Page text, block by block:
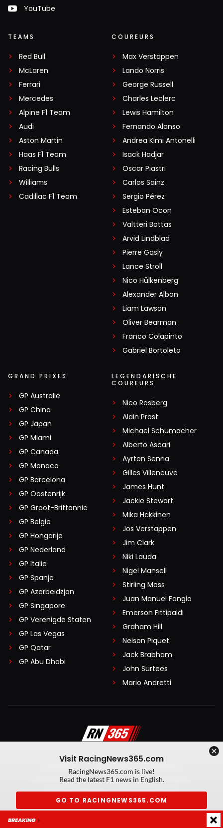
YouTube
TEAMS
Red Bull
McLaren
Ferrari
Mercedes
Alpine F1 Team
Audi
Aston Martin
Haas F1 Team
Racing Bulls
Williams
Cadillac F1 Team
COUREURS
Max Verstappen
Lando Norris
George Russell
Charles Leclerc
Lewis Hamilton
Fernando Alonso
Andrea Kimi Antonelli
Isack Hadjar
Oscar Piastri
Carlos Sainz
Sergio Pérez
Esteban Ocon
Valtteri Bottas
Arvid Lindblad
Pierre Gasly
Lance Stroll
Nico Hülkenberg
Alexander Albon
Liam Lawson
Oliver Bearman
Franco Colapinto
Gabriel Bortoleto
GRAND PRIXES
GP Australië
GP China
GP Japan
GP Miami
GP Canada
GP Monaco
GP Barcelona
GP Oostenrijk
GP Groot-Brittannië
GP België
GP Hongarije
GP Nederland
GP Italië
GP Spanje
GP Azerbeidzjan
GP Singapore
GP Verenigde Staten
GP Las Vegas
GP Qatar
GP Abu Dhabi
LEGENDARISCHE
COUREURS
Nico Rosberg
Alain Prost
Michael Schumacher
Alberto Ascari
Ayrton Senna
Gilles Villeneuve
James Hunt
Jackie Stewart
Mika Häkkinen
Jos Verstappen
Jim Clark
Niki Lauda
Nigel Mansell
Stirling Moss
Juan Manuel Fangio
Emerson Fittipaldi
Graham Hill
Nelson Piquet
Jack Brabham
John Surtees
Mario Andretti
Algemene voorwaarden
Privacy Policy
Created by On Your Marks
Privacy manager
Kansspeluitingen
Visit RacingNews365.com
RacingNews365.com is live!
Read the latest F1 news in English.
GO TO RACINGNEWS365.COM
BREAKING